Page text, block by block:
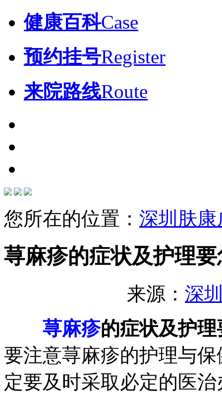
健康百科Case
预约挂号Register
来院路线Route
您所在的位置： 深圳肤
荨麻疹的症状及护理
来源： 深
荨麻疹的症状及护
要注意荨麻疹的护理与
定要及时采取必定的医